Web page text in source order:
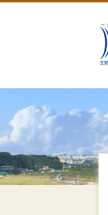
栃木県土地家屋調